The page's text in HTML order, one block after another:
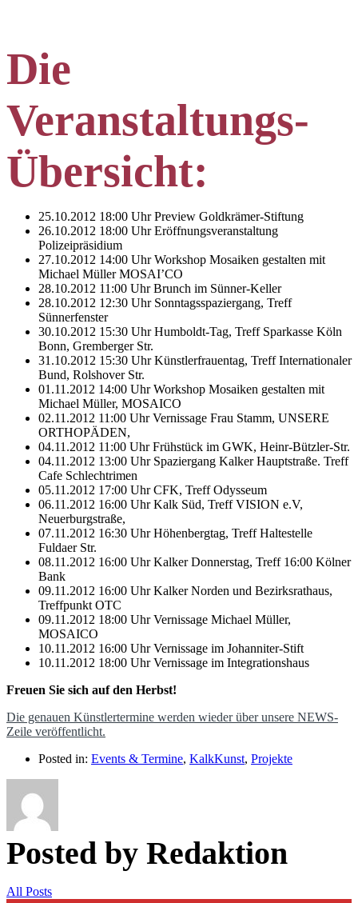
Die
Veranstaltungs-
Übersicht:
25.10.2012 18:00 Uhr Preview Goldkrämer-Stiftung
26.10.2012 18:00 Uhr Eröffnungsveranstaltung
Polizeipräsidium
27.10.2012 14:00 Uhr Workshop Mosaiken gestalten mit
Michael Müller MOSAI’CO
28.10.2012 11:00 Uhr Brunch im Sünner-Keller
28.10.2012 12:30 Uhr Sonntagsspaziergang, Treff
Sünnerfenster
30.10.2012 15:30 Uhr Humboldt-Tag, Treff Sparkasse Köln
Bonn, Gremberger Str.
31.10.2012 15:30 Uhr Künstlerfrauentag, Treff Internationaler
Bund, Rolshover Str.
01.11.2012 14:00 Uhr Workshop Mosaiken gestalten mit
Michael Müller, MOSAICO
02.11.2012 11:00 Uhr Vernissage Frau Stamm, UNSERE
ORTHOPÄDEN,
04.11.2012 11:00 Uhr Frühstück im GWK, Heinr-Bützler-Str.
04.11.2012 13:00 Uhr Spaziergang Kalker Hauptstraße. Treff
Cafe Schlechtrimen
05.11.2012 17:00 Uhr CFK, Treff Odysseum
06.11.2012 16:00 Uhr Kalk Süd, Treff VISION e.V,
Neuerburgstraße,
07.11.2012 16:30 Uhr Höhenbergtag, Treff Haltestelle
Fuldaer Str.
08.11.2012 16:00 Uhr Kalker Donnerstag, Treff 16:00 Kölner
Bank
09.11.2012 16:00 Uhr Kalker Norden und Bezirksrathaus,
Treffpunkt OTC
09.11.2012 18:00 Uhr Vernissage Michael Müller,
MOSAICO
10.11.2012 16:00 Uhr Vernissage im Johanniter-Stift
10.11.2012 18:00 Uhr Vernissage im Integrationshaus
Freuen Sie sich auf den Herbst!
Die genauen Künstlertermine werden wieder über unsere NEWS-
Zeile veröffentlicht.
Posted in: Events & Termine, KalkKunst, Projekte
Posted by Redaktion
All Posts